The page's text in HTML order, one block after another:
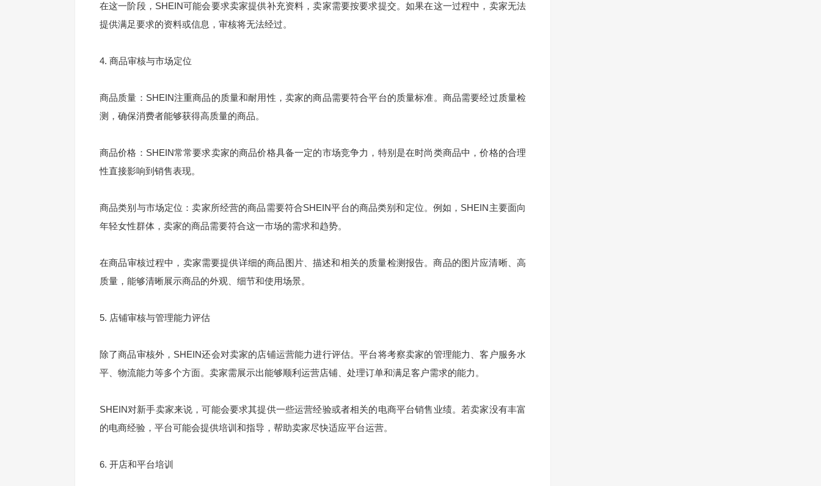
在这一阶段，SHEIN可能会要求卖家提供补充资料，卖家需要按要求提交。如果在这一过程中，卖家无法
提供满足要求的资料或信息，审核将无法经过。
4. 商品审核与市场定位
商品质量：SHEIN注重商品的质量和耐用性，卖家的商品需要符合平台的质量标准。商品需要经过质量检
测，确保消费者能够获得高质量的商品。
商品价格：SHEIN常常要求卖家的商品价格具备一定的市场竞争力，特别是在时尚类商品中，价格的合理
性直接影响到销售表现。
商品类别与市场定位：卖家所经营的商品需要符合SHEIN平台的商品类别和定位。例如，SHEIN主要面向
年轻女性群体，卖家的商品需要符合这一市场的需求和趋势。
在商品审核过程中，卖家需要提供详细的商品图片、描述和相关的质量检测报告。商品的图片应清晰、高
质量，能够清晰展示商品的外观、细节和使用场景。
5. 店铺审核与管理能力评估
除了商品审核外，SHEIN还会对卖家的店铺运营能力进行评估。平台将考察卖家的管理能力、客户服务水
平、物流能力等多个方面。卖家需展示出能够顺利运营店铺、处理订单和满足客户需求的能力。
SHEIN对新手卖家来说，可能会要求其提供一些运营经验或者相关的电商平台销售业绩。若卖家没有丰富
的电商经验，平台可能会提供培训和指导，帮助卖家尽快适应平台运营。
6. 开店和平台培训